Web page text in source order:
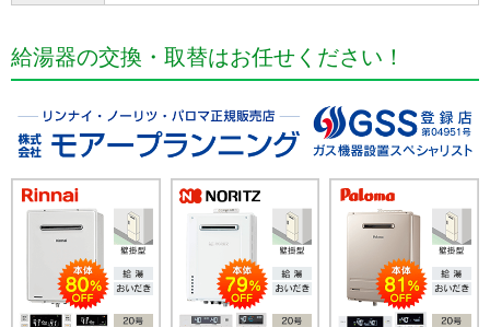
給湯器の交換・取替はお任せください！